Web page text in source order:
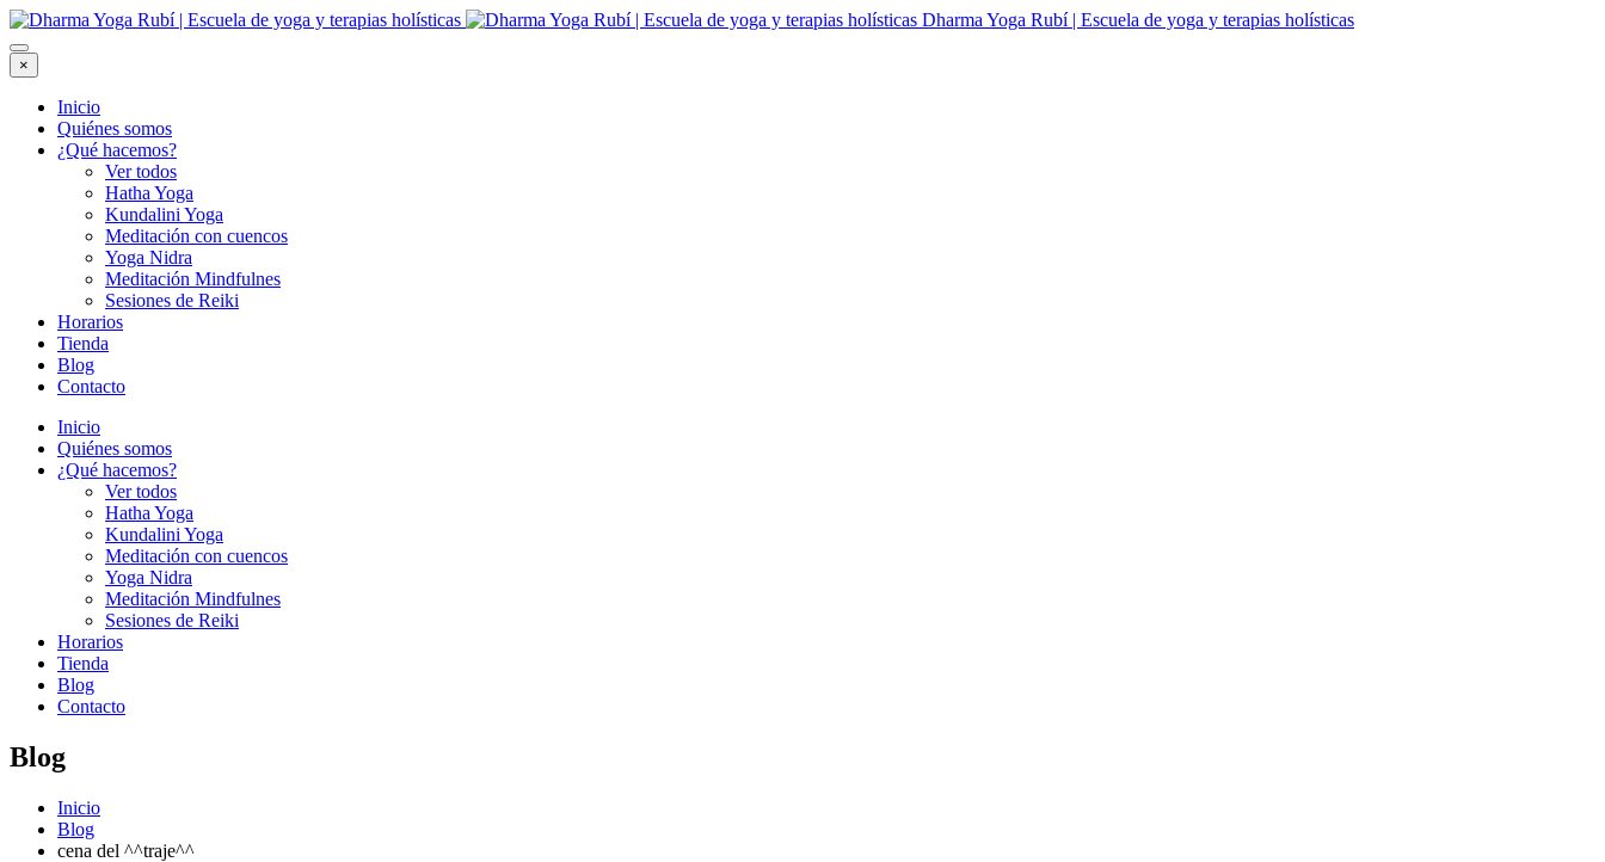
Dharma Yoga Rubí | Escuela de yoga y terapias holísticas
×
Inicio
Quiénes somos
¿Qué hacemos?
Ver todos
Hatha Yoga
Kundalini Yoga
Meditación con cuencos
Yoga Nidra
Meditación Mindfulnes
Sesiones de Reiki
Horarios
Tienda
Blog
Contacto
Inicio
Quiénes somos
¿Qué hacemos?
Ver todos
Hatha Yoga
Kundalini Yoga
Meditación con cuencos
Yoga Nidra
Meditación Mindfulnes
Sesiones de Reiki
Horarios
Tienda
Blog
Contacto
Blog
Inicio
Blog
cena del ^^traje^^